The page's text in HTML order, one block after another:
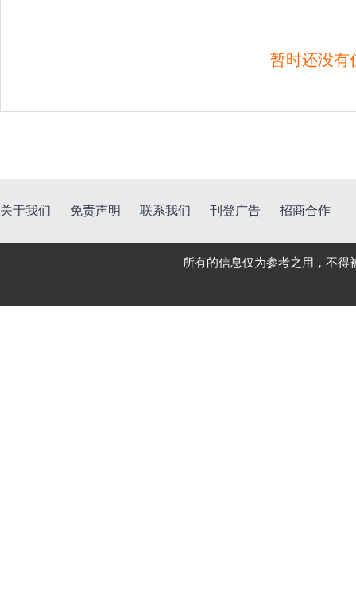
暂时还没有
关于我们 免责声明 联系我们 刊登广告 招商合作
所有的信息仅为参考之用，不